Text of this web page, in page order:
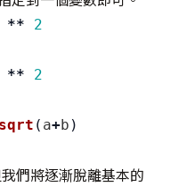
**
2
**
2
sqrt ( a+b )
們將逐漸脫離基本的